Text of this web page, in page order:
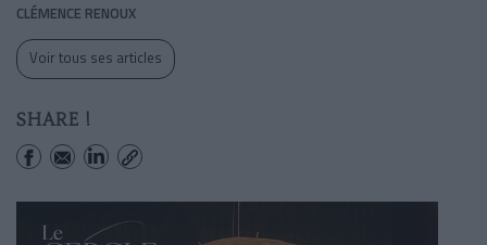
CLÉMENCE RENOUX
Voir tous ses articles
SHARE !